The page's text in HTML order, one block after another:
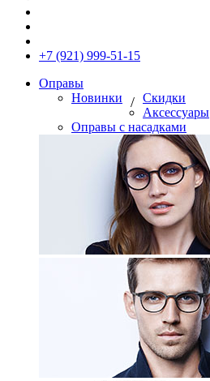
+7 (921) 999-51-15
Оправы
Новинки
/ Скидки
Аксессуары
Оправы с насадками